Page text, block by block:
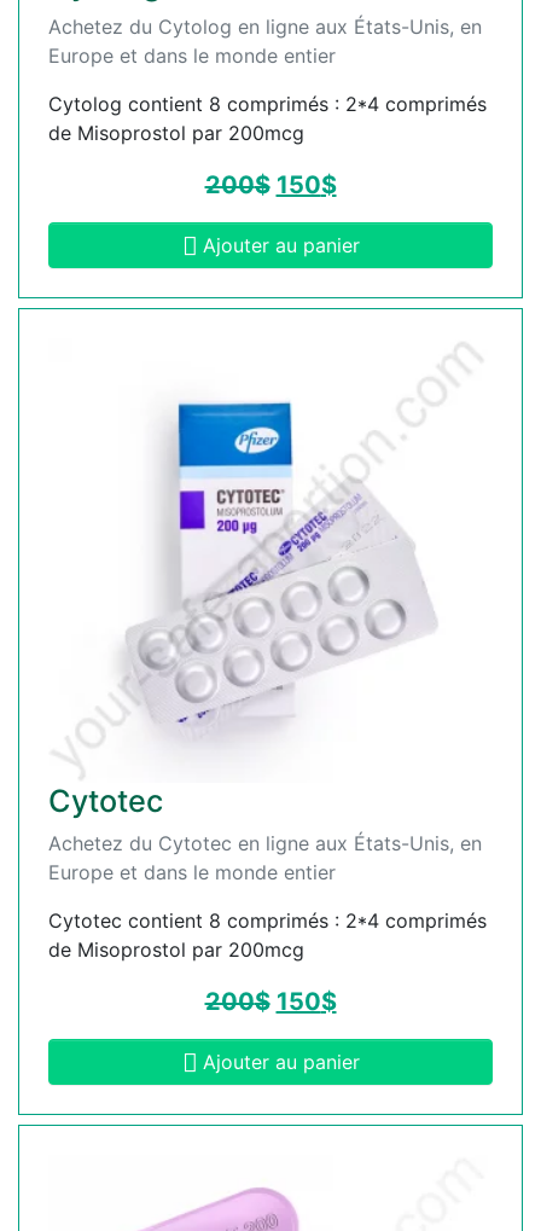
Achetez du Cytolog en ligne aux États-Unis, en
Europe et dans le monde entier
Cytolog contient 8 comprimés : 2*4 comprimés
de Misoprostol par 200mcg
200$ 150$
Ajouter au panier
Cytotec
Achetez du Cytotec en ligne aux États-Unis, en
Europe et dans le monde entier
Cytotec contient 8 comprimés : 2*4 comprimés
de Misoprostol par 200mcg
200$ 150$
Ajouter au panier